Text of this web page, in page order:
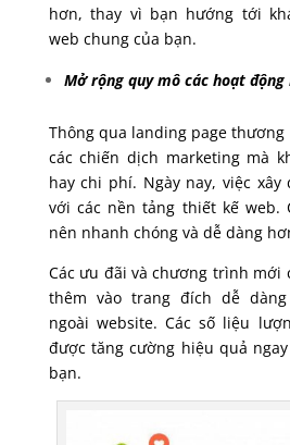
hơn, thay vì bạn hướng tới
web chung của bạn.
Mở rộng quy mô các hoạt
Thông qua landing page
các chiến dịch marketing mà
hay chi phí. Ngày nay, việc
với các nền tảng thiết kế web.
nên nhanh chóng và dễ dàng
Các ưu đãi và chương trình mới
thêm vào trang đích dễ
ngoài website. Các số liệu
được tăng cường hiệu quả
bạn.